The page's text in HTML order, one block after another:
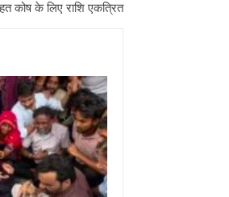
कोष के लिए राशि एकत्रित